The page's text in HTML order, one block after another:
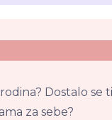
Dostalo
za sebe?